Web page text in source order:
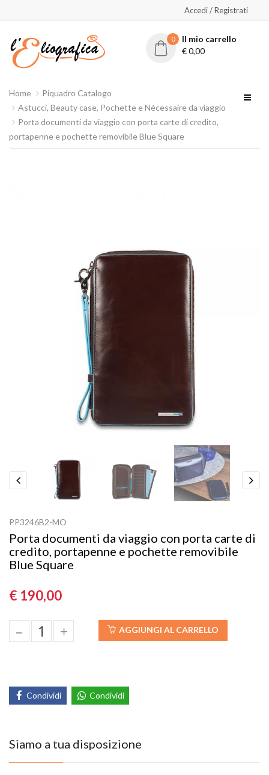
Accedi / Registrati
0
Il mio carrello
€0,00
Home
Piquadro Catalogo
Astucci, Beauty case, Pochette e Nécessaire da viaggio
Porta documenti da viaggio con porta carte di credito,
portapenne e pochette removibile Blue Square
PP3246B2-MO
Porta documenti da viaggio con porta carte di
credito, portapenne e pochette removibile
Blue Square
€ 190,00
– + AGGIUNGI AL CARRELLO
Condividi Condividi
Siamo a tua disposizione